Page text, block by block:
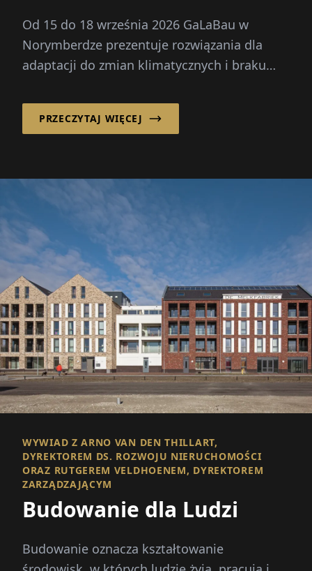
Od 15 do 18 września 2026 GaLaBau w
Norymberdze prezentuje rozwiązania dla
adaptacji do zmian klimatycznych i braku
przyszłości dla cyfryzacji i AI.
PRZECZYTAJ WIĘCEJ
WYWIAD Z ARNO VAN DEN THILLART,
DYREKTOREM DS. ROZWOJU NIERUCHOMOŚCI
ORAZ RUTGEREM VELDHOENEM, DYREKTOREM
ZARZĄDZAJĄCYM
Budowanie dla Ludzi
Budowanie oznacza kształtowanie